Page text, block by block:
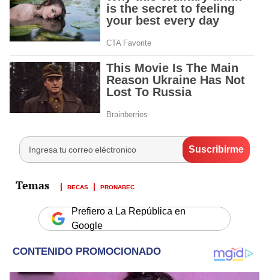
BECAS PRONABEC
Prefiero a La República en
Google